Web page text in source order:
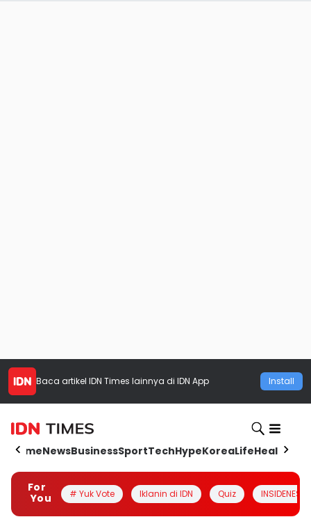
Baca artikel IDN Times lainnya di IDN App Install
HomeNewsBusinessSportTechHypeKoreaLifeHealth
For
You
# Yuk Vote Iklanin di IDN Quiz INSIDENESIA